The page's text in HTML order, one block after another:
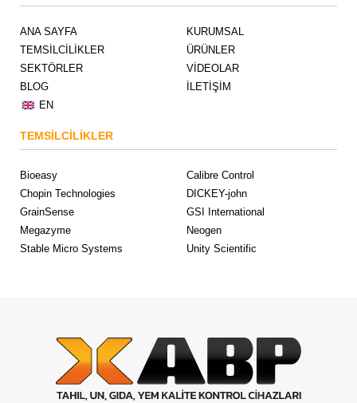
ANA SAYFA
KURUMSAL
TEMSİLCİLİKLER
ÜRÜNLER
SEKTÖRLER
VİDEOLAR
BLOG
İLETİŞİM
EN
TEMSİLCİLİKLER
Bioeasy
Calibre Control
Chopin Technologies
DICKEY-john
GrainSense
GSI International
Megazyme
Neogen
Stable Micro Systems
Unity Scientific